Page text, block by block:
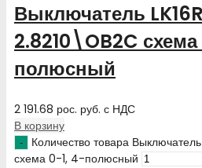
Выключатель
2.8210\OB2C
полюсный
2 191.68 рос. руб. с НДС
В корзину
Количество товара
схема 0-1, 4-полюсный